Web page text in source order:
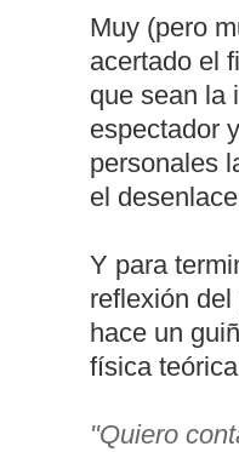
Muy (pero
acertado el
que sean la
espectador
personales
el
Y para
reflexión
hace un
física
"Quiero